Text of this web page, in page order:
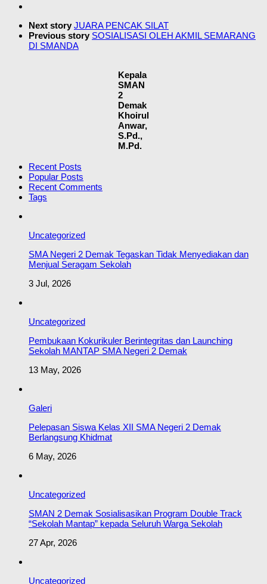
Next story JUARA PENCAK SILAT
Previous story SOSIALISASI OLEH AKMIL SEMARANG
DI SMANDA
Kepala
SMAN
2
Demak
Khoirul
Anwar,
S.Pd.,
M.Pd.
Recent Posts
Popular Posts
Recent Comments
Tags
Uncategorized
SMA Negeri 2 Demak Tegaskan Tidak Menyediakan dan
Menjual Seragam Sekolah
3 Jul, 2026
Uncategorized
Pembukaan Kokurikuler Berintegritas dan Launching
Sekolah MANTAP SMA Negeri 2 Demak
13 May, 2026
Galeri
Pelepasan Siswa Kelas XII SMA Negeri 2 Demak
Berlangsung Khidmat
6 May, 2026
Uncategorized
SMAN 2 Demak Sosialisasikan Program Double Track
“Sekolah Mantap” kepada Seluruh Warga Sekolah
27 Apr, 2026
Uncategorized